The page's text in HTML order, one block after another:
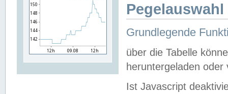
Grundlegende
über die Tabelle
heruntergeladen oder
Ist Javascript